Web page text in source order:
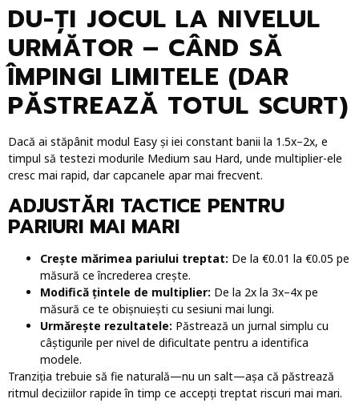
DU-ȚI JOCUL LA NIVELUL
URMĂTOR – CÂND SĂ
ÎMPINGI LIMITELE (DAR
PĂSTREAZĂ TOTUL SCURT)
Dacă ai stăpânit modul Easy și iei constant banii la 1.5x–2x, e
timpul să testezi modurile Medium sau Hard, unde multiplier-ele
cresc mai rapid, dar capcanele apar mai frecvent.
ADJUSTĂRI TACTICE PENTRU
PARIURI MAI MARI
Crește mărimea pariului treptat: De la €0.01 la €0.05 pe
măsură ce încrederea crește.
Modifică țintele de multiplier: De la 2x la 3x–4x pe
măsură ce te obișnuiești cu sesiuni mai lungi.
Urmărește rezultatele: Păstrează un jurnal simplu cu
câștigurile per nivel de dificultate pentru a identifica
modele.
Tranziția trebuie să fie naturală—nu un salt—așa că păstrează
ritmul deciziilor rapide în timp ce accepți treptat riscuri mai mari.